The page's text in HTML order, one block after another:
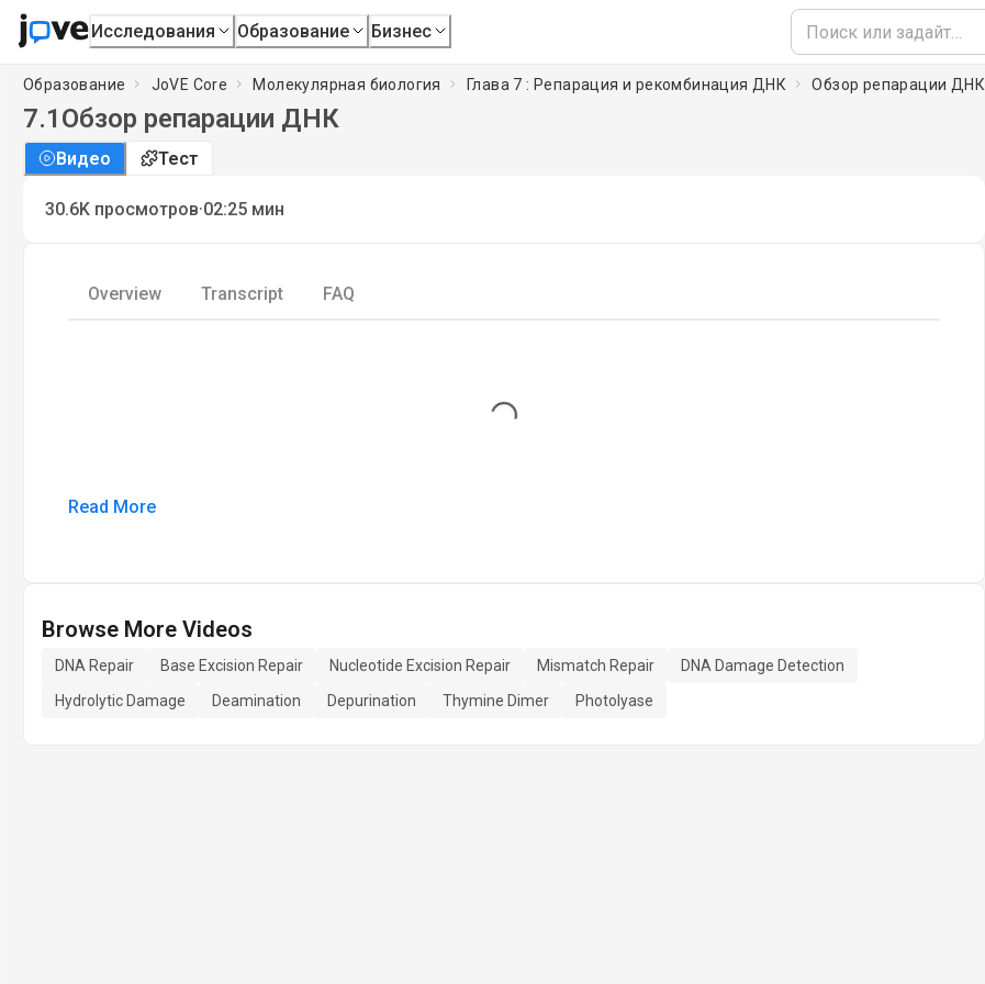
Исследования Образование Бизнес
Образование JoVE Core Молекулярная биология Глава 7 : Репарация и рекомбинация ДНК Обзор репарации ДНК
7.1 Обзор репарации ДНК
Видео Тест
30.6K просмотров·02:25 мин
Overview Transcript FAQ
Loading...
Read More
Browse More Videos
DNA Repair Base Excision Repair Nucleotide Excision Repair Mismatch Repair
DNA Damage Detection
Hydrolytic Damage
Deamination Depurination Thymine Dimer Photolyase